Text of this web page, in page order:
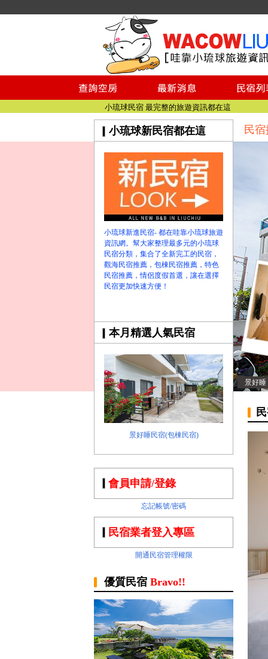
小琉球民宿空房
小琉球民宿
小琉球民宿推薦
【小琉球民宿特約】東港停車場!!看這邊
小琉球民宿 最完整的旅遊資訊都在這
【哇靠小琉球】新版官網熱情開站
【哇靠小琉球粉絲團】即時動態!!
小琉球民宿空房
小琉球民宿
小琉球民宿推薦
【小琉球民宿特約】東港停車場!!看這邊
小琉球民宿 最完整的旅遊資訊都在這
【哇靠小琉球】新版官網熱情開站
【哇靠小琉球粉絲團】即時動態!!
小琉球新民宿都在這
小琉球新進民宿- 都在哇靠小琉球旅遊
資訊網。幫大家整理最多元的小琉球
民宿分類，集合了全新完工的民宿，
觀海民宿推薦，包棟民宿推薦，特色
民宿推薦，情侶度假首選，讓在選擇
民宿更加快速方便！
本月精選人氣民宿
景好睡民宿(包棟民宿)
景好睡
民
會員申請/登錄
忘記帳號/密碼
民宿業者登入專區
開通民宿管理權限
優質民宿 Bravo!!